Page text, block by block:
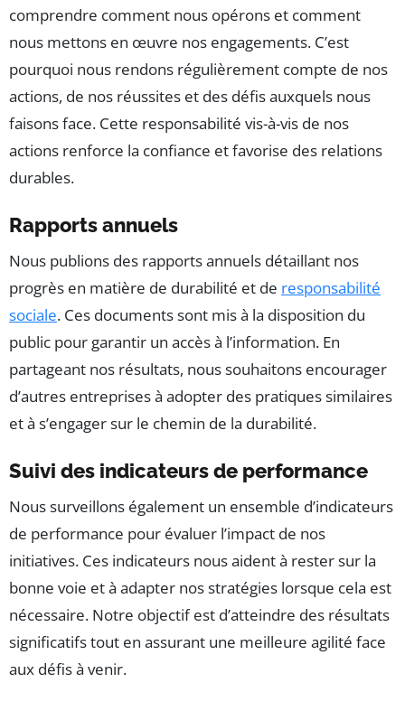
comprendre comment nous opérons et comment
nous mettons en œuvre nos engagements. C’est
pourquoi nous rendons régulièrement compte de nos
actions, de nos réussites et des défis auxquels nous
faisons face. Cette responsabilité vis-à-vis de nos
actions renforce la confiance et favorise des relations
durables.
Rapports annuels
Nous publions des rapports annuels détaillant nos
progrès en matière de durabilité et de responsabilité
sociale. Ces documents sont mis à la disposition du
public pour garantir un accès à l’information. En
partageant nos résultats, nous souhaitons encourager
d’autres entreprises à adopter des pratiques similaires
et à s’engager sur le chemin de la durabilité.
Suivi des indicateurs de performance
Nous surveillons également un ensemble d’indicateurs
de performance pour évaluer l’impact de nos
initiatives. Ces indicateurs nous aident à rester sur la
bonne voie et à adapter nos stratégies lorsque cela est
nécessaire. Notre objectif est d’atteindre des résultats
significatifs tout en assurant une meilleure agilité face
aux défis à venir.